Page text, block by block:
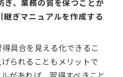
ぎ、業務の質を保つことが
ぎマニュアルを作成する
具合を見える化できるこ
られることもメリットで